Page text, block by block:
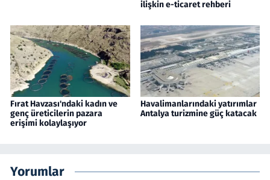
ilişkin e-ticaret rehberi
Fırat Havzası'ndaki kadın ve
genç üreticilerin pazara
erişimi kolaylaşıyor
Havalimanlarındaki yatırımlar
Antalya turizmine güç katacak
Yorumlar